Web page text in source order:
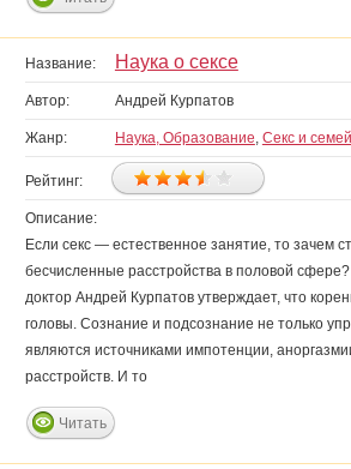
Название: Наука о сексе
Автор: Андрей Курпатов
Жанр: Наука, Образование, Секс и
Рейтинг:
Описание:
Если секс — естественное занятие, то зачем
бесчисленные расстройства в половой
доктор Андрей Курпатов утверждает, что
головы. Сознание и подсознание не только
являются источниками импотенции,
расстройств. И то
Читать